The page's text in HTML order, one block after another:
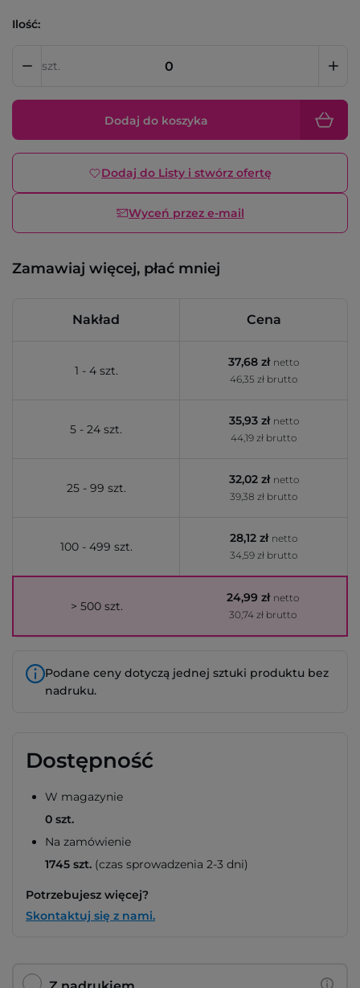
Ilość:
szt.
Dodaj do koszyka
Dodaj do Listy i stwórz ofertę
Wyceń przez e-mail
Zamawiaj więcej, płać mniej
Nakład Cena
1 - 4 szt.
37,68 zł netto
46,35 zł brutto
5 - 24 szt.
35,93 zł netto
44,19 zł brutto
25 - 99 szt.
32,02 zł netto
39,38 zł brutto
100 - 499 szt.
28,12 zł netto
34,59 zł brutto
> 500 szt.
24,99 zł netto
30,74 zł brutto
Podane ceny dotyczą jednej sztuki produktu bez
nadruku.
Dostępność
W magazynie
0 szt.
Na zamówienie
1745 szt. (czas sprowadzenia 2-3 dni)
Potrzebujesz więcej?
Skontaktuj się z nami.